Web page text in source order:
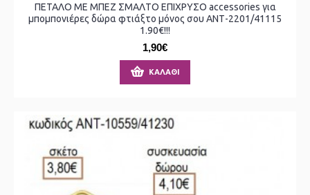
ΠΕΤΑΛΟ ΜΕ ΜΠΕΖ ΣΜΑΛΤΟ ΕΠΙΧΡΥΣΟ accessories για
μπομπονιέρες δώρα φτιάξτο μόνος σου ΑΝΤ-2201/41115
1.90€!!!
1,90€
ΚΑΛΆΘΙ